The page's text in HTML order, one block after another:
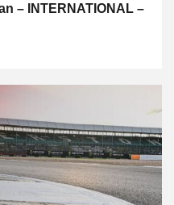
– INTERNATIONAL –